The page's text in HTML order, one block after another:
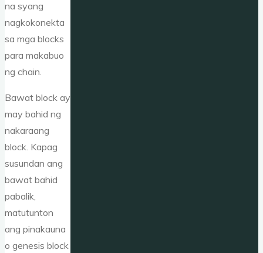
na syang
nagkokonekta
sa mga blocks
para makabuo
ng chain.
Bawat block ay
may bahid ng
nakaraang
block. Kapag
susundan ang
bawat bahid
pabalik,
matutunton
ang pinakauna
o genesis block